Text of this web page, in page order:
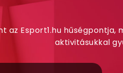
az Esport1.hu
aktivitásukkal